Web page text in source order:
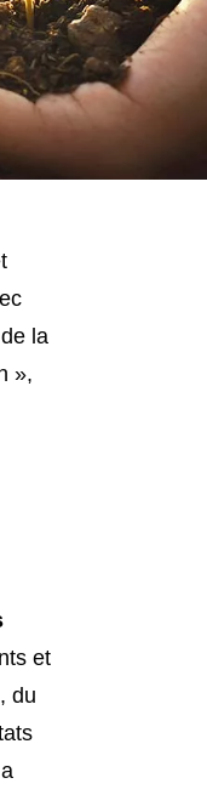
la
»,
et
du